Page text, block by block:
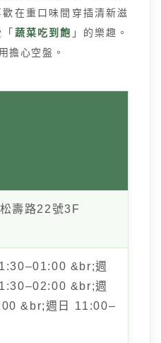
在重口味間穿插清新滋
蔬菜吃到飽 」的樂趣。
擔心空盤。
壽路22號3F
&br;週
&br;週
&br;週日 11:00–